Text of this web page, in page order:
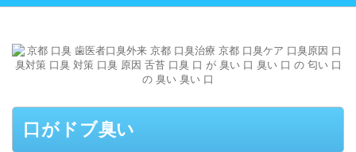
口がドブ臭い